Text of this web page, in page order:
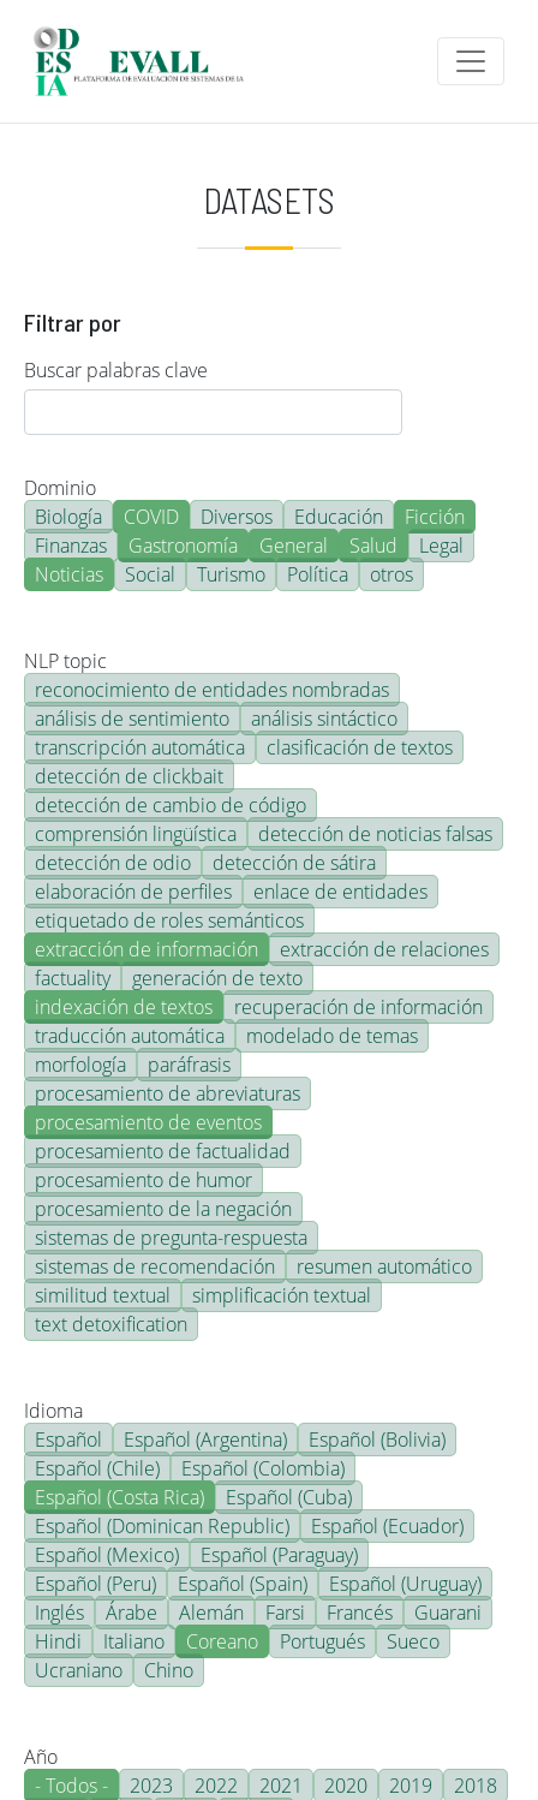
DATASETS
Filtrar por
Buscar palabras clave
Dominio
Biología
COVID Diversos Educación
Ficción
Finanzas
Gastronomía General Salud
Legal
Noticias
Social Turismo Política otros
NLP topic
reconocimiento de entidades nombradas
análisis de sentimiento
análisis sintáctico
transcripción automática
clasificación de textos
detección de clickbait
detección de cambio de código
comprensión lingüística
detección de noticias falsas
detección de odio
detección de sátira
elaboración de perfiles
enlace de entidades
etiquetado de roles semánticos
extracción de información
extracción de relaciones
factuality
generación de texto
indexación de textos
recuperación de información
traducción automática
modelado de temas
morfología
paráfrasis
procesamiento de abreviaturas
procesamiento de eventos
procesamiento de factualidad
procesamiento de humor
procesamiento de la negación
sistemas de pregunta-respuesta
sistemas de recomendación
resumen automático
similitud textual
simplificación textual
text detoxification
Idioma
Español
Español (Argentina)
Español (Bolivia)
Español (Chile)
Español (Colombia)
Español (Costa Rica)
Español (Cuba)
Español (Dominican Republic)
Español (Ecuador)
Español (Mexico)
Español (Paraguay)
Español (Peru)
Español (Spain)
Español (Uruguay)
Inglés
Árabe Alemán Farsi Francés
Guarani
Hindi
Italiano Coreano Portugués
Sueco
Ucraniano
Chino
Año
- Todos -
2023 2022 2021 2020 2019
2018